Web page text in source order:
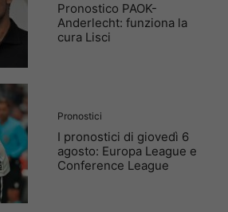
Pronostico PAOK-
Anderlecht: funziona la
cura Lisci
Pronostici
I pronostici di giovedì 6
agosto: Europa League e
Conference League